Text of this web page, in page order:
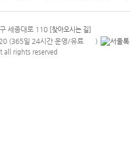
세종대로 110 [찾아오시는 길]
(365일 24시간 운영/유료 안내팝업 열기
)
rights reserved